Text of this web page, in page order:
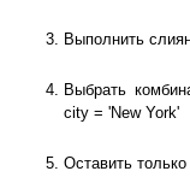
Выполнить
Выбрать
city = 'New York'
Оставить